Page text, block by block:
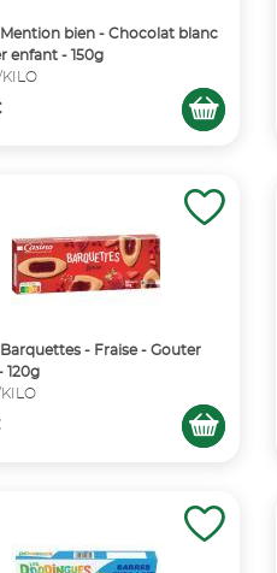
bien - Chocolat blanc
enfant - 150g
- Fraise - Gouter
120g